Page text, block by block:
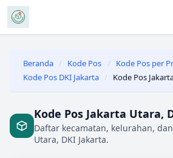
Beranda / Kode Pos / Kode Pos per
Kode Pos DKI Jakarta / Kode Pos
Kode Pos Jakarta Utara,
Daftar kecamatan, kelurahan,
Utara, DKI Jakarta.